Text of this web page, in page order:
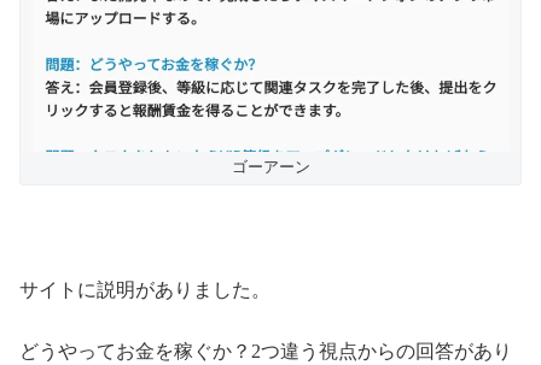
ゴーアーン
サイトに説明がありました。
どうやってお金を稼ぐか？2つ違う視点からの回答があり